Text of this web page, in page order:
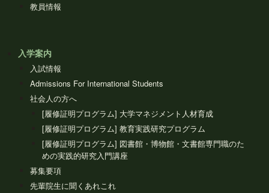
教員情報
入学案内
入試情報
Admissions For International Students
社会人の方へ
[履修証明プログラム] 大学マネジメント人材育成
[履修証明プログラム] 教育実践研究プログラム
[履修証明プログラム] 図書館・博物館・文書館専門職のた
めの実践的研究入門講座
募集要項
先輩院生に聞くあれこれ